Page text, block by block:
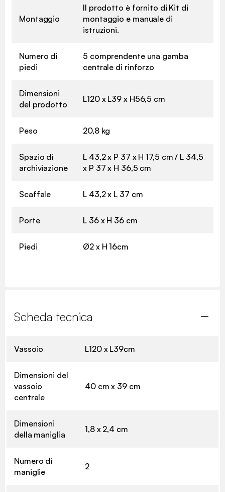
Montaggio
Il prodotto è fornito di Kit di
montaggio e manuale di
istruzioni.
Numero di
piedi
5 comprendente una gamba
centrale di rinforzo
Dimensioni
del prodotto
L120 x L39 x H56,5 cm
Peso 20,8 kg
Spazio di
archiviazione
L 43,2 x P 37 x H 17,5 cm / L 34,5
x P 37 x H 36,5 cm
Scaffale L 43,2 x L 37 cm
Porte L 36 x H 36 cm
Piedi Ø2 x H 16cm
Scheda tecnica
Vassoio L120 x L39cm
Dimensioni del
vassoio
centrale
40 cm x 39 cm
Dimensioni
della maniglia
1,8 x 2,4 cm
Numero di
maniglie
2